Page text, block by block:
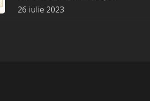
26 iulie 2023